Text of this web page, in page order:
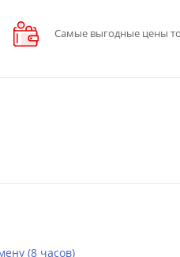
Самые выгодные цены
(8 часов)